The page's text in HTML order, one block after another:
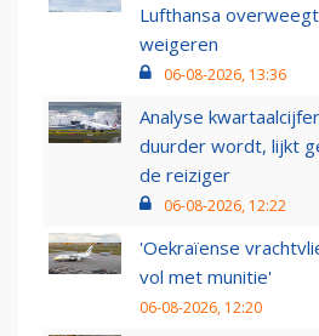
Lufthansa
weigeren
06-08-2026, 13:36
Analyse
duurder wordt, lijkt
de reiziger
06-08-2026, 12:22
'Oekraïense
vol met munitie'
06-08-2026, 12:20